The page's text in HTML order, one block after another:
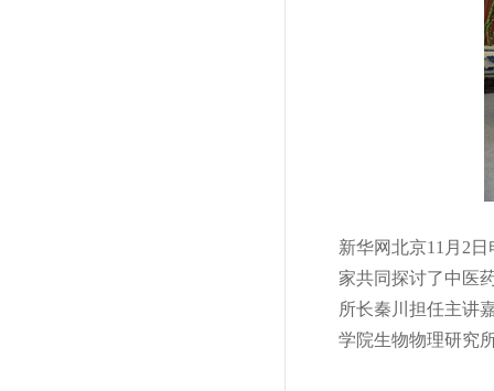
新华网北京11月2
家共同探讨了中医
所长秦川担任主讲
学院生物物理研究